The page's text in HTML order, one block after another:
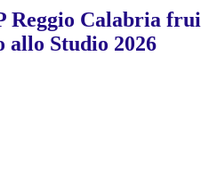
Reggio Calabria
Studio 2026